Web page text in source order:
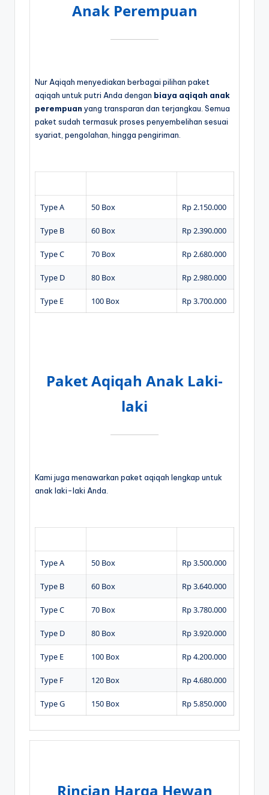
Anak Perempuan
Nur Aqiqah menyediakan berbagai pilihan paket
aqiqah untuk putri Anda dengan biaya aqiqah anak
perempuan yang transparan dan terjangkau. Semua
paket sudah termasuk proses penyembelihan sesuai
syariat, pengolahan, hingga pengiriman.
Type A 50 Box Rp 2.150.000
Type B 60 Box Rp 2.390.000
Type C 70 Box Rp 2.680.000
Type D 80 Box Rp 2.980.000
Type E 100 Box Rp 3.700.000
Paket Aqiqah Anak Laki-
laki
Kami juga menawarkan paket aqiqah lengkap untuk
anak laki-laki Anda.
Type A 50 Box Rp 3.500.000
Type B 60 Box Rp 3.640.000
Type C 70 Box Rp 3.780.000
Type D 80 Box Rp 3.920.000
Type E 100 Box Rp 4.200.000
Type F 120 Box Rp 4.680.000
Type G 150 Box Rp 5.850.000
Rincian Harga Hewan